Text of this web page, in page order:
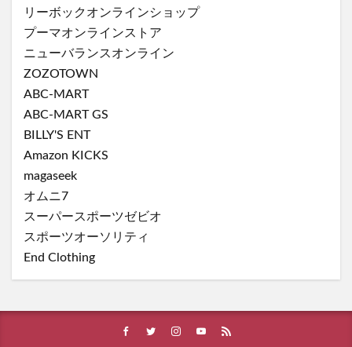
リーボックオンラインショップ
プーマオンラインストア
ニューバランスオンライン
ZOZOTOWN
ABC-MART
ABC-MART GS
BILLY'S ENT
Amazon KICKS
magaseek
オムニ7
スーパースポーツゼビオ
スポーツオーソリティ
End Clothing